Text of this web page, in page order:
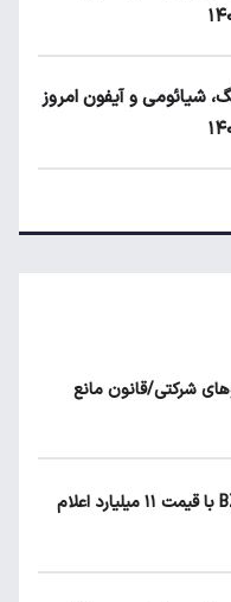
و آیفون امروز
آخر کد ملی صفر تا ۲
مناطق تهران چقدر
مالیات هستند
برزیلی در اروپا
شرکتی/قانون مانع
شرایط فروش تویوتا BZ۵ با قیمت ۱۱ میلیارد اعلام